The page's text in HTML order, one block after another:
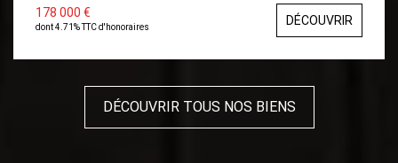
fenêtre, WC, Spacieuse Mezzanine avec vue sur le salon.
Garage.
178 000 €
dont 4.71% TTC d'honoraires DÉCOUVRIR
DÉCOUVRIR TOUS NOS BIENS